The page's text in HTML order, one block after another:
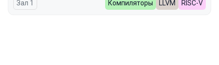
Зал 1 Компиляторы LLVM RISC-V